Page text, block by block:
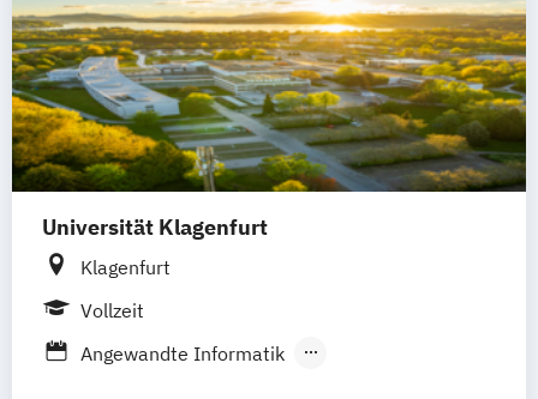
Universität Klagenfurt
Klagenfurt
Vollzeit
Angewandte Informatik